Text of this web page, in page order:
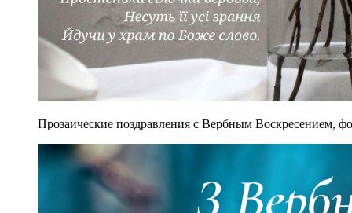
Прозаические поздравления с Вербным Воскресением,